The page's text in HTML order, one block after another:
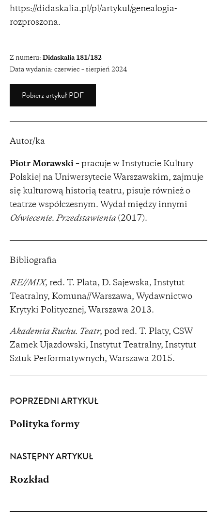
https://didaskalia.pl/pl/artykul/genealogia-
rozproszona.
Z numeru: Didaskalia 181/182
Data wydania: czerwiec – sierpień 2024
Pobierz artykuł PDF
Autor/ka
Piotr Morawski – pracuje w Instytucie Kultury
Polskiej na Uniwersytecie Warszawskim, zajmuje
się kulturową historią teatru, pisuje również o
teatrze współczesnym. Wydał między innymi
Oświecenie. Przedstawienia(2017).
Bibliografia
RE//MIX, red. T. Plata, D. Sajewska, Instytut
Teatralny, Komuna//Warszawa, Wydawnictwo
Krytyki Politycznej, Warszawa 2013.
Akademia Ruchu. Teatr, pod red. T. Platy, CSW
Zamek Ujazdowski, Instytut Teatralny, Instytut
Sztuk Performatywnych, Warszawa 2015.
POPRZEDNI ARTYKUŁ
Polityka formy
NASTĘPNY ARTYKUŁ
Rozkład